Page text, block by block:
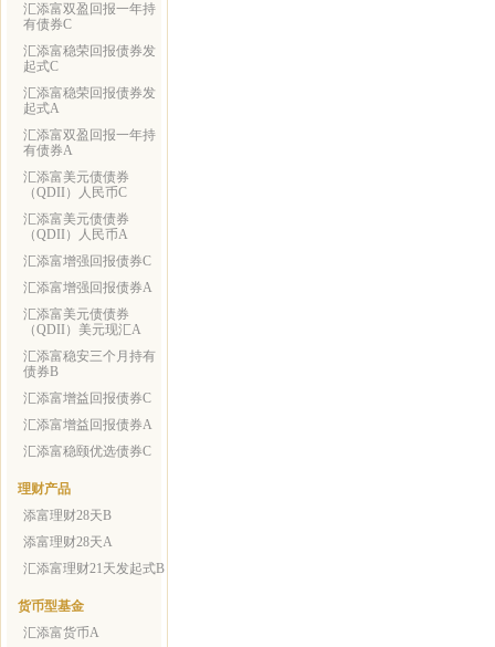
汇添富双盈回报一年持
有债券C
汇添富稳荣回报债券发
起式C
汇添富稳荣回报债券发
起式A
汇添富双盈回报一年持
有债券A
汇添富美元债债券
（QDII）人民币C
汇添富美元债债券
（QDII）人民币A
汇添富增强回报债券C
汇添富增强回报债券A
汇添富美元债债券
（QDII）美元现汇A
汇添富稳安三个月持有
债券B
汇添富增益回报债券C
汇添富增益回报债券A
汇添富稳颐优选债券C
理财产品
添富理财28天B
添富理财28天A
汇添富理财21天发起式B
货币型基金
汇添富货币A